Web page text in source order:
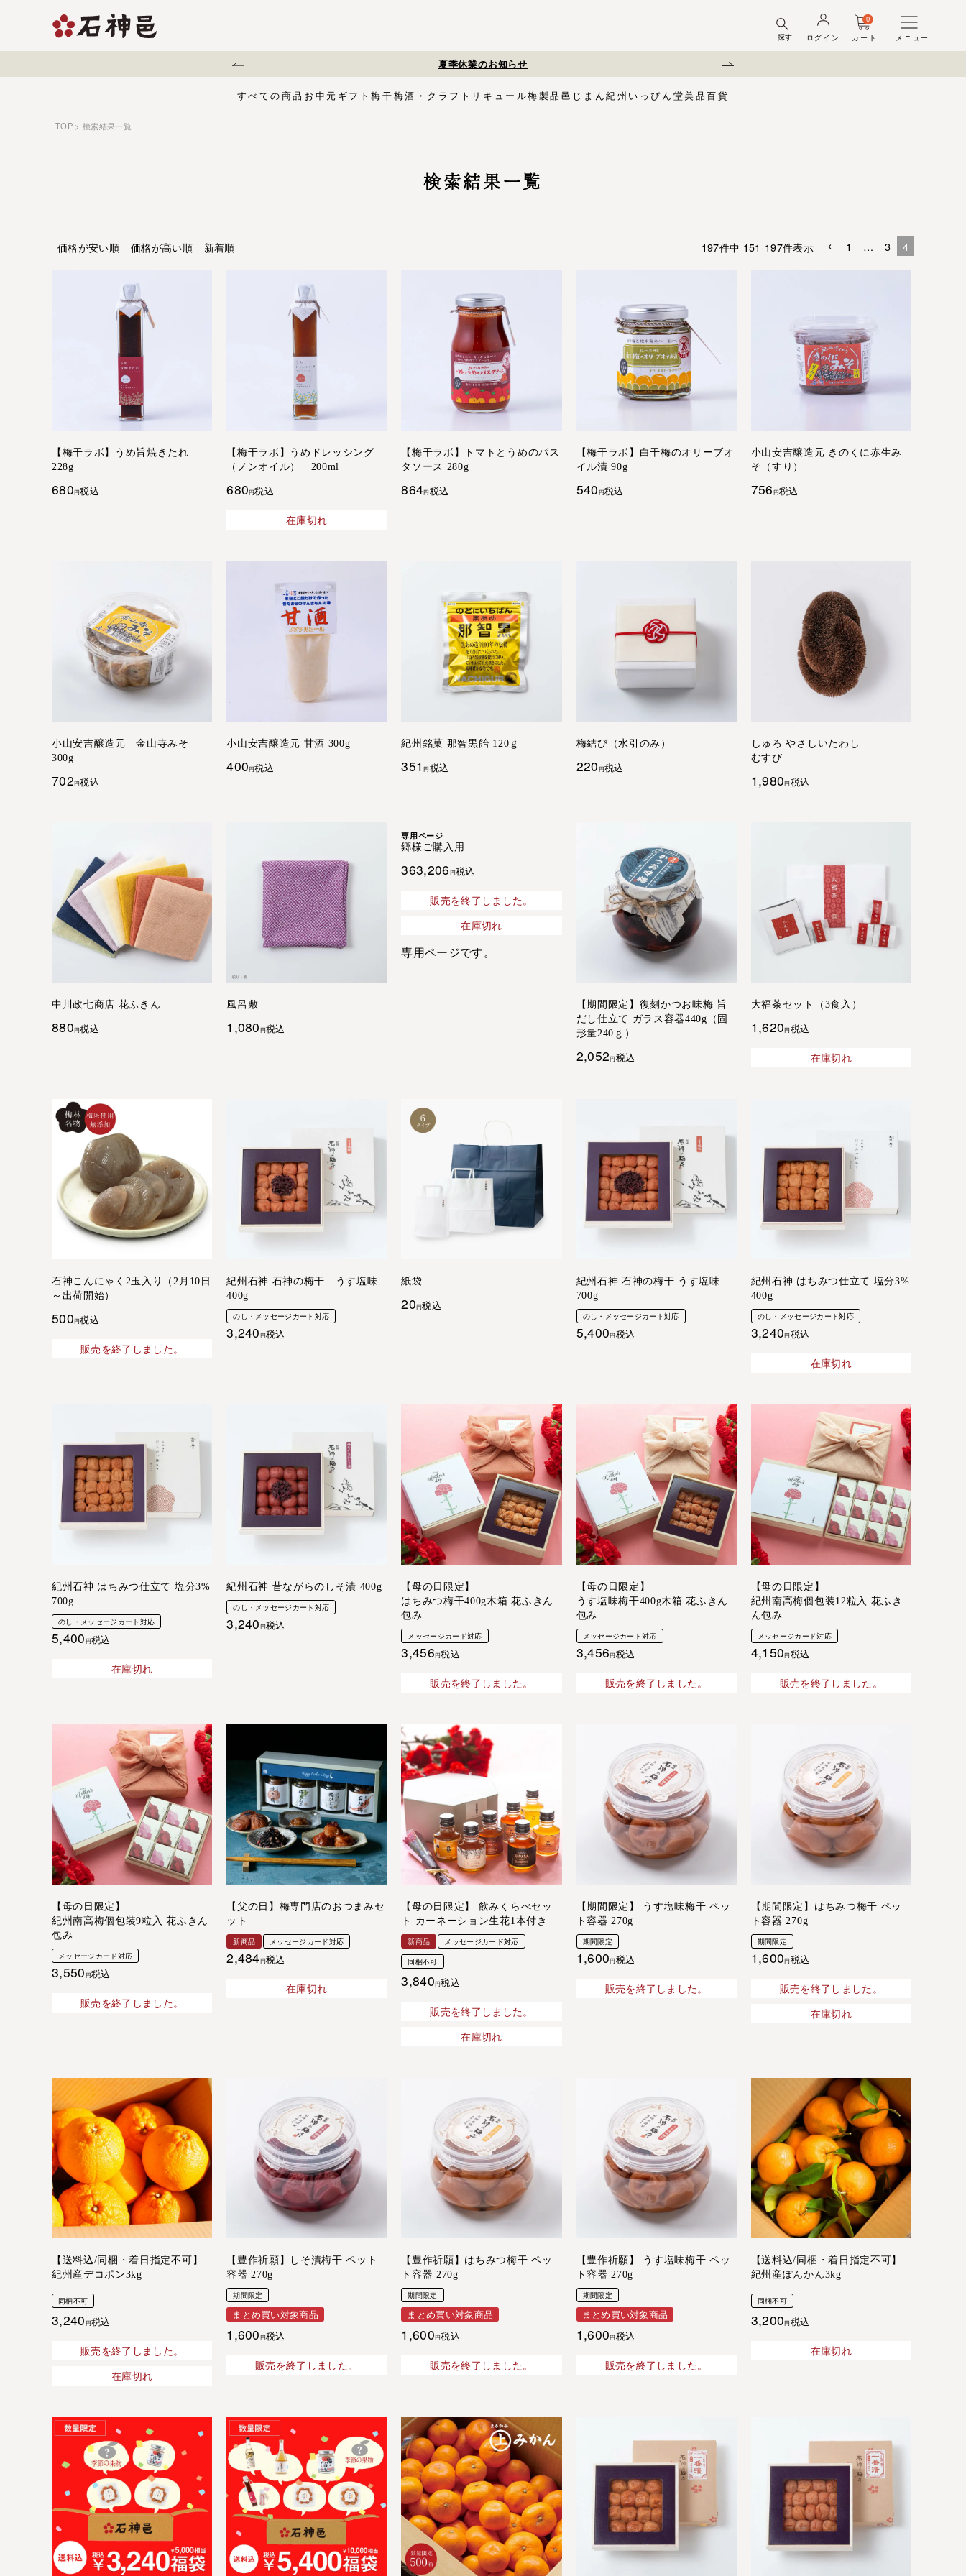
探す ログイン カート
0
メニュー
夏季休業のお知らせ
すべての商品 お中元 ギフト
5,000円〜
梅干
紀州石神の梅干シリーズ
梅干個包装 中川政七商店
花ふきん包み
梅酒・クラフトリキュール梅製品 邑じまん紀州いっぴん堂美品百貨
TOP 検索結果一覧
検索結果一覧
価格が安い順 価格が高い順 新着順 197件中 151-197件表示 1 … 3 4
【梅干ラボ】うめ旨焼きたれ
228g
680 税込
【梅干ラボ】うめドレッシング
（ノンオイル） 200ml
680 税込
在庫切れ
【梅干ラボ】トマトとうめのパス
タソース 280g
864 税込
【梅干ラボ】白干梅のオリーブオ
イル漬 90g
540 税込
小山安吉醸造元 きのくに赤生み
そ（すり）
756 税込
小山安吉醸造元 金山寺みそ
300g
702 税込
小山安吉醸造元 甘酒 300g
400 税込
紀州銘菓 那智黒飴 120ｇ
351 税込
梅結び（水引のみ）
220 税込
しゅろ やさしいたわし
むすび
1,980 税込
中川政七商店 花ふきん
880 税込
風呂敷
1,080 税込
専用ページ
郷様ご購入用
363,206 税込
販売を終了しました。
在庫切れ
専用ページです。
【期間限定】復刻かつお味梅 旨
だし仕立て ガラス容器440g（固
形量240ｇ）
2,052 税込
大福茶セット（3食入）
1,620 税込
在庫切れ
石神こんにゃく2玉入り（2月10日
～出荷開始）
500 税込
販売を終了しました。
紀州石神 石神の梅干 うす塩味
400g
のし・メッセージカート対応
3,240 税込
紙袋
20 税込
紀州石神 石神の梅干 うす塩味
700g
のし・メッセージカート対応
5,400 税込
紀州石神 はちみつ仕立て 塩分3%
400g
のし・メッセージカート対応
3,240 税込
在庫切れ
紀州石神 はちみつ仕立て 塩分3%
700g
のし・メッセージカート対応
5,400 税込
在庫切れ
紀州石神 昔ながらのしそ漬 400g
のし・メッセージカート対応
3,240 税込
【母の日限定】
はちみつ梅干400g木箱 花ふきん
包み
メッセージカード対応
3,456 税込
販売を終了しました。
【母の日限定】
うす塩味梅干400g木箱 花ふきん
包み
メッセージカード対応
3,456 税込
販売を終了しました。
【母の日限定】
紀州南高梅個包装12粒入 花ふき
ん包み
メッセージカード対応
4,150 税込
販売を終了しました。
【母の日限定】
紀州南高梅個包装9粒入 花ふきん
包み
メッセージカード対応
3,550 税込
販売を終了しました。
【父の日】梅専門店のおつまみセ
ット
新商品
メッセージカード対応
2,484 税込
在庫切れ
【母の日限定】 飲みくらべセッ
ト カーネーション生花1本付き
新商品
メッセージカード対応
同梱不可
3,840 税込
販売を終了しました。
在庫切れ
【期間限定】 うす塩味梅干 ペッ
ト容器 270g
期間限定
1,600 税込
販売を終了しました。
【期間限定】はちみつ梅干 ペッ
ト容器 270g
期間限定
1,600 税込
販売を終了しました。
在庫切れ
【送料込/同梱・着日指定不可】
紀州産デコポン3kg
同梱不可
3,240 税込
販売を終了しました。
在庫切れ
【豊作祈願】しそ漬梅干 ペット
容器 270g
期間限定
まとめ買い対象商品
1,600 税込
販売を終了しました。
【豊作祈願】はちみつ梅干 ペッ
ト容器 270g
期間限定
まとめ買い対象商品
1,600 税込
販売を終了しました。
【豊作祈願】 うす塩味梅干 ペッ
ト容器 270g
期間限定
まとめ買い対象商品
1,600 税込
販売を終了しました。
【送料込/同梱・着日指定不可】
紀州産ぽんかん3kg
同梱不可
3,200 税込
在庫切れ